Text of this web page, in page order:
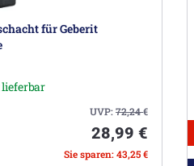
für Geberit
UVP:72,24€
28,99 €
Sie sparen: 43,25 €